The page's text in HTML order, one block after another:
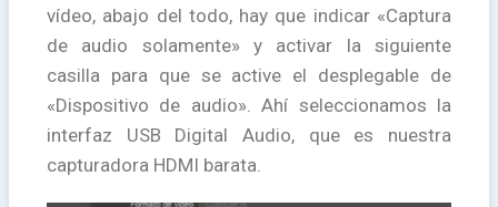
vídeo, abajo del todo, hay que indicar «Captura
de audio solamente» y activar la siguiente
casilla para que se active el desplegable de
«Dispositivo de audio». Ahí seleccionamos la
interfaz USB Digital Audio, que es nuestra
capturadora HDMI barata.